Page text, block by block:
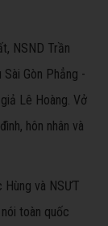
NSND Trần
Gòn Phẳng -
Lê Hoàng. Vở
hôn nhân và
và NSƯT
toàn quốc